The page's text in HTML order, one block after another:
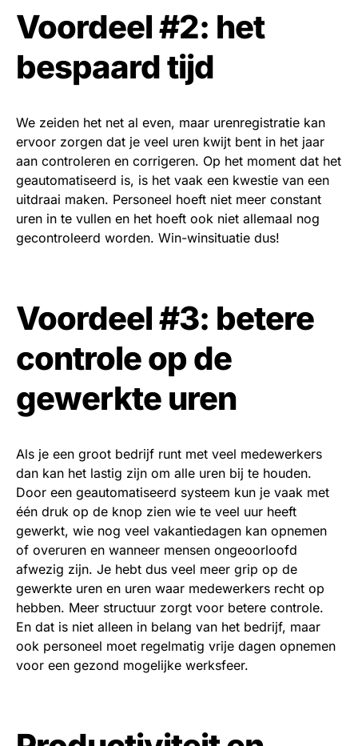
Voordeel #2: het
bespaard tijd
We zeiden het net al even, maar urenregistratie kan
ervoor zorgen dat je veel uren kwijt bent in het jaar
aan controleren en corrigeren. Op het moment dat het
geautomatiseerd is, is het vaak een kwestie van een
uitdraai maken. Personeel hoeft niet meer constant
uren in te vullen en het hoeft ook niet allemaal nog
gecontroleerd worden. Win-winsituatie dus!
Voordeel #3: betere
controle op de
gewerkte uren
Als je een groot bedrijf runt met veel medewerkers
dan kan het lastig zijn om alle uren bij te houden.
Door een geautomatiseerd systeem kun je vaak met
één druk op de knop zien wie te veel uur heeft
gewerkt, wie nog veel vakantiedagen kan opnemen
of overuren en wanneer mensen ongeoorloofd
afwezig zijn. Je hebt dus veel meer grip op de
gewerkte uren en uren waar medewerkers recht op
hebben. Meer structuur zorgt voor betere controle.
En dat is niet alleen in belang van het bedrijf, maar
ook personeel moet regelmatig vrije dagen opnemen
voor een gezond mogelijke werksfeer.